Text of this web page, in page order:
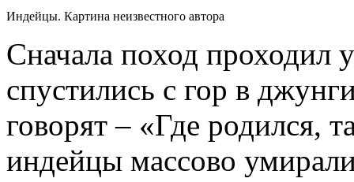
Индейцы. Картина неизвестного автора
Сначала поход проходил
спустились с гор в
говорят – «Где родился,
индейцы массово